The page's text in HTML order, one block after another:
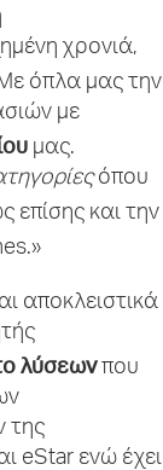
χρονιά,
όπλα μας την
με
μας.
όπου
επίσης και την
αποκλειστικά
λύσεωνπου
της
eStar ενώ έχει